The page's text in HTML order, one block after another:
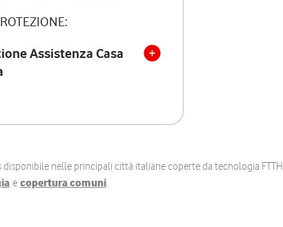
Assistenza Casa
disponibile nelle principali città italiane coperte da tecnologia FTTH
e copertura comuni.